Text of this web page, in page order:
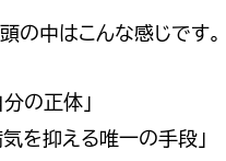
の中はこんな感じです。
の正体」
を抑える唯一の手段」